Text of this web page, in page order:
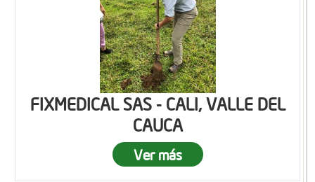
FIXMEDICAL SAS - CALI, VALLE DEL
CAUCA
Ver más